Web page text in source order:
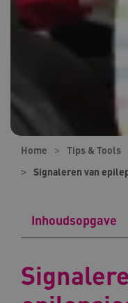
Home Tips & Tools
Signaleren van
Inhoudsopgave